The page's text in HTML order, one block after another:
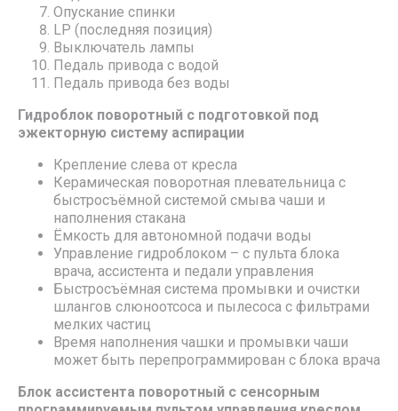
Опускание спинки
LP (последняя позиция)
Выключатель лампы
Педаль привода с водой
Педаль привода без воды
Гидроблок поворотный с подготовкой под
эжекторную систему аспирации
Крепление слева от кресла
Керамическая поворотная плевательница с
быстросъёмной системой смыва чаши и
наполнения стакана
Ёмкость для автономной подачи воды
Управление гидроблоком – с пульта блока
врача, ассистента и педали управления
Быстросъёмная система промывки и очистки
шлангов слюноотсоса и пылесоса с фильтрами
мелких частиц
Время наполнения чашки и промывки чаши
может быть перепрограммирован с блока врача
Блок ассистента поворотный с сенсорным